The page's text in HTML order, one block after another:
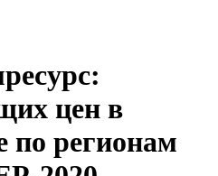
цен в
по регионам